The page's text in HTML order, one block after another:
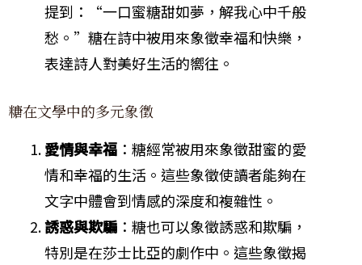
提到：“一口蜜糖甜如夢，解我心中千般
愁。”糖在詩中被用來象徵幸福和快樂，
表達詩人對美好生活的嚮往。
糖在文學中的多元象徵
愛情與幸福 ：糖經常被用來象徵甜蜜的愛
情和幸福的生活。這些象徵使讀者能夠在
文字中體會到情感的深度和複雜性。
誘惑與欺騙 ：糖也可以象徵誘惑和欺騙，
特別是在莎士比亞的劇作中。這些象徵揭